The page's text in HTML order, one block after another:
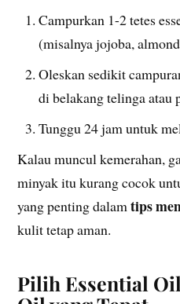
Campurkan 1-2 tetes
(misalnya jojoba,
Oleskan sedikit
di belakang telinga atau
Tunggu 24 jam untuk
Kalau muncul kemerahan,
minyak itu kurang cocok
yang penting dalamtips
kulit tetap aman.
Pilih Essential